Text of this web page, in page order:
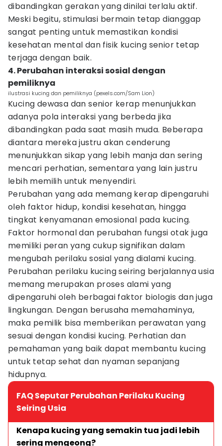
dibandingkan gerakan yang dinilai terlalu aktif.
Meski begitu, stimulasi bermain tetap dianggap
sangat penting untuk memastikan kondisi
kesehatan mental dan fisik kucing senior tetap
terjaga dengan baik.
4. Perubahan interaksi sosial dengan
pemiliknya
ilustrasi kucing dan pemiliknya (pexels.com/Sam Lion)
Kucing dewasa dan senior kerap menunjukkan
adanya pola interaksi yang berbeda jika
dibandingkan pada saat masih muda. Beberapa
diantara mereka justru akan cenderung
menunjukkan sikap yang lebih manja dan sering
mencari perhatian, sementara yang lain justru
lebih memilih untuk menyendiri.
Perubahan yang ada memang kerap dipengaruhi
oleh faktor hidup, kondisi kesehatan, hingga
tingkat kenyamanan emosional pada kucing.
Faktor hormonal dan perubahan fungsi otak juga
memiliki peran yang cukup signifikan dalam
mengubah perilaku sosial yang dialami kucing.
Perubahan perilaku kucing seiring berjalannya usia
memang merupakan proses alami yang
dipengaruhi oleh berbagai faktor biologis dan juga
lingkungan. Dengan berusaha memahaminya,
maka pemilik bisa memberikan perawatan yang
sesuai dengan kondisi kucing. Perhatian dan
pemahaman yang baik dapat membantu kucing
untuk tetap sehat dan nyaman sepanjang
hidupnya.
FAQ Seputar Perubahan Perilaku Kucing
Seiring Usia
Kenapa kucing yang semakin tua jadi lebih
sering mengeong?